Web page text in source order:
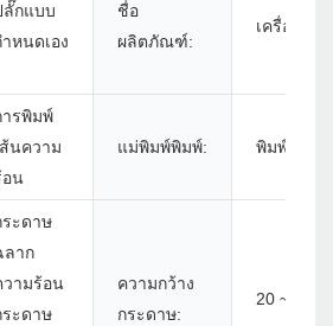
ลั๊กแบบ
ำหนดเอง
ชื่อ
ผลิตภัณฑ์:
เครื่องพิม
ารพิมพ์
ส้นความ
อน
แม่พิมพ์พิมพ์: พิมพ์ฉลาก
ระดาษ
ลาก
วามร้อน
ระดาษ
ความกว้าง
กระดาษ:
20 ~ 82 ม